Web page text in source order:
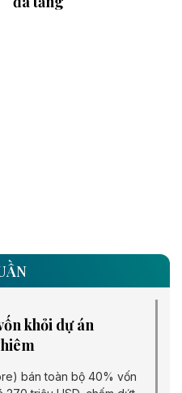
khỏi dự án
bán toàn bộ 40% vốn